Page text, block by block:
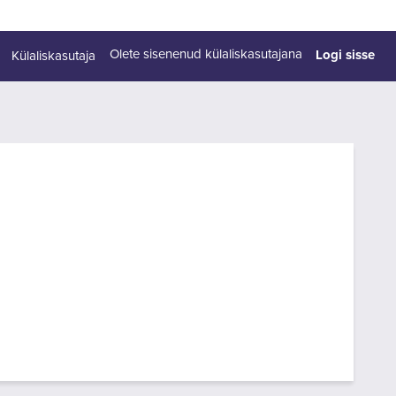
Külaliskasutaja Olete sisenenud külaliskasutajana Logi sisse